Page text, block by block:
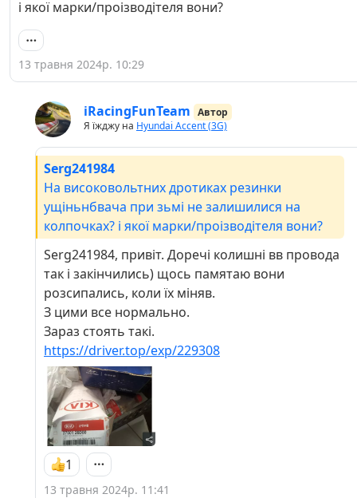
і якої марки/проізводітеля вони?
13 травня 2024р. 10:29
iRacingFunTeam Автор
Я їжджу на Hyundai Accent (3G)
Serg241984
На високовольтних дротиках резинки
ущіньнбвача при зьмі не залишилися на
колпочках? і якої марки/проізводітеля вони?
Serg241984, привіт. Доречі колишні вв провода
так і закінчились) щось памятаю вони
розсипались, коли їх міняв.
З цими все нормально.
Зараз стоять такі.
https://driver.top/exp/229308
1
13 травня 2024р. 11:41